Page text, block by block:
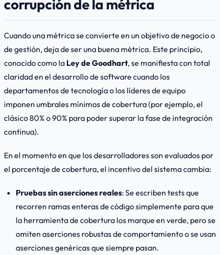
corrupción de la métrica
Cuando una métrica se convierte en un objetivo de negocio o
de gestión, deja de ser una buena métrica. Este principio,
conocido como la Ley de Goodhart, se manifiesta con total
claridad en el desarrollo de software cuando los
departamentos de tecnología o los líderes de equipo
imponen umbrales mínimos de cobertura (por ejemplo, el
clásico 80% o 90% para poder superar la fase de integración
continua).
En el momento en que los desarrolladores son evaluados por
el porcentaje de cobertura, el incentivo del sistema cambia:
Pruebas sin aserciones reales: Se escriben tests que
recorren ramas enteras de código simplemente para que
la herramienta de cobertura los marque en verde, pero se
omiten aserciones robustas de comportamiento o se usan
aserciones genéricas que siempre pasan.